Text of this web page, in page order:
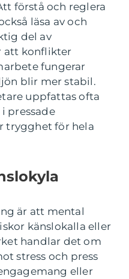
förstå och reglera
läsa av och
del av
att konflikter
fungerar
blir mer stabil.
uppfattas ofta
pressade
trygghet för hela
är att mental
känslokalla eller
handlar det om
stress och press
eller